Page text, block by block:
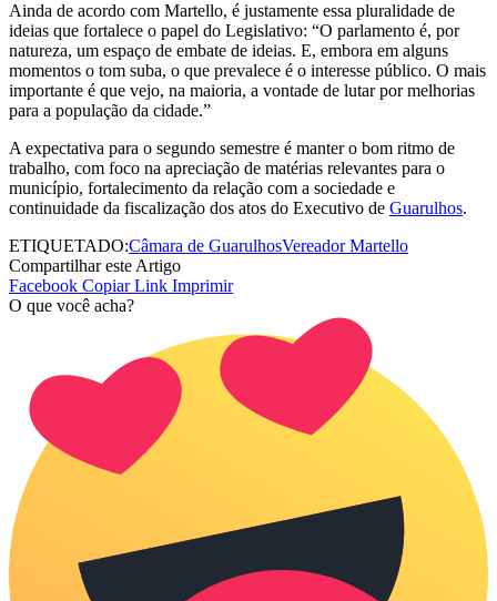
Ainda de acordo com Martello, é justamente essa pluralidade de
ideias que fortalece o papel do Legislativo: “O parlamento é, por
natureza, um espaço de embate de ideias. E, embora em alguns
momentos o tom suba, o que prevalece é o interesse público. O mais
importante é que vejo, na maioria, a vontade de lutar por melhorias
para a população da cidade.”
A expectativa para o segundo semestre é manter o bom ritmo de
trabalho, com foco na apreciação de matérias relevantes para o
município, fortalecimento da relação com a sociedade e
continuidade da fiscalização dos atos do Executivo de Guarulhos.
ETIQUETADO:Câmara de GuarulhosVereador Martello
Compartilhar este Artigo
Facebook Copiar Link Imprimir
O que você acha?